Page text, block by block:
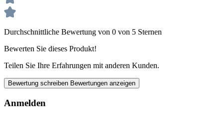
Durchschnittliche Bewertung von 0 von 5 Sternen
Bewerten Sie dieses Produkt!
Teilen Sie Ihre Erfahrungen mit anderen Kunden.
Bewertung schreiben Bewertungen anzeigen
Anmelden